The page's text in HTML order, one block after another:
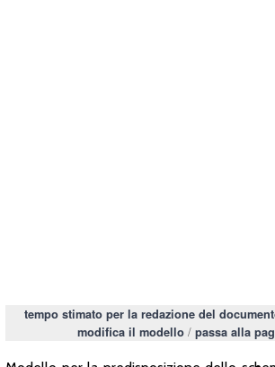
tempo stimato per la redazione del
modifica il modello/ passa alla